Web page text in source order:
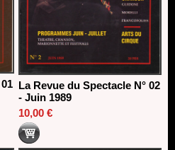
Formes Théâtre 2026
et Olivier Saccomano à la
- CDN
: les lauréats 2026
La Revue du Spectacle N° 02
- Juin 1989
10,00 €